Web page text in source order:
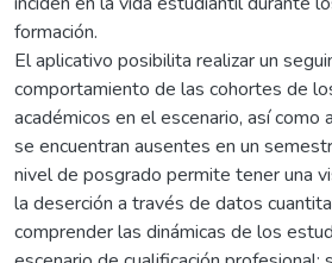
formación.
El aplicativo posibilita realizar un
comportamiento de las cohortes de
académicos en el escenario, así como
se encuentran ausentes en un
nivel de posgrado permite tener una
la deserción a través de datos
comprender las dinámicas de los